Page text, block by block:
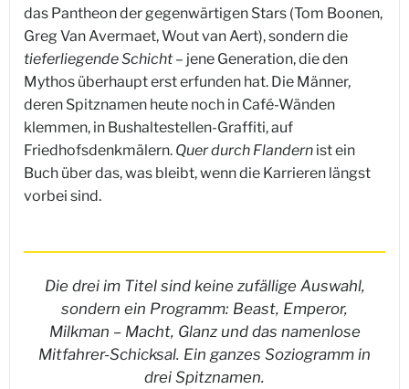
das Pantheon der gegenwärtigen Stars (Tom Boonen,
Greg Van Avermaet, Wout van Aert), sondern die
tieferliegende Schicht – jene Generation, die den
Mythos überhaupt erst erfunden hat. Die Männer,
deren Spitznamen heute noch in Café-Wänden
klemmen, in Bushaltestellen-Graffiti, auf
Friedhofsdenkmälern. Quer durch Flandern ist ein
Buch über das, was bleibt, wenn die Karrieren längst
vorbei sind.
Die drei im Titel sind keine zufällige Auswahl,
sondern ein Programm: Beast, Emperor,
Milkman – Macht, Glanz und das namenlose
Mitfahrer-Schicksal. Ein ganzes Soziogramm in
drei Spitznamen.